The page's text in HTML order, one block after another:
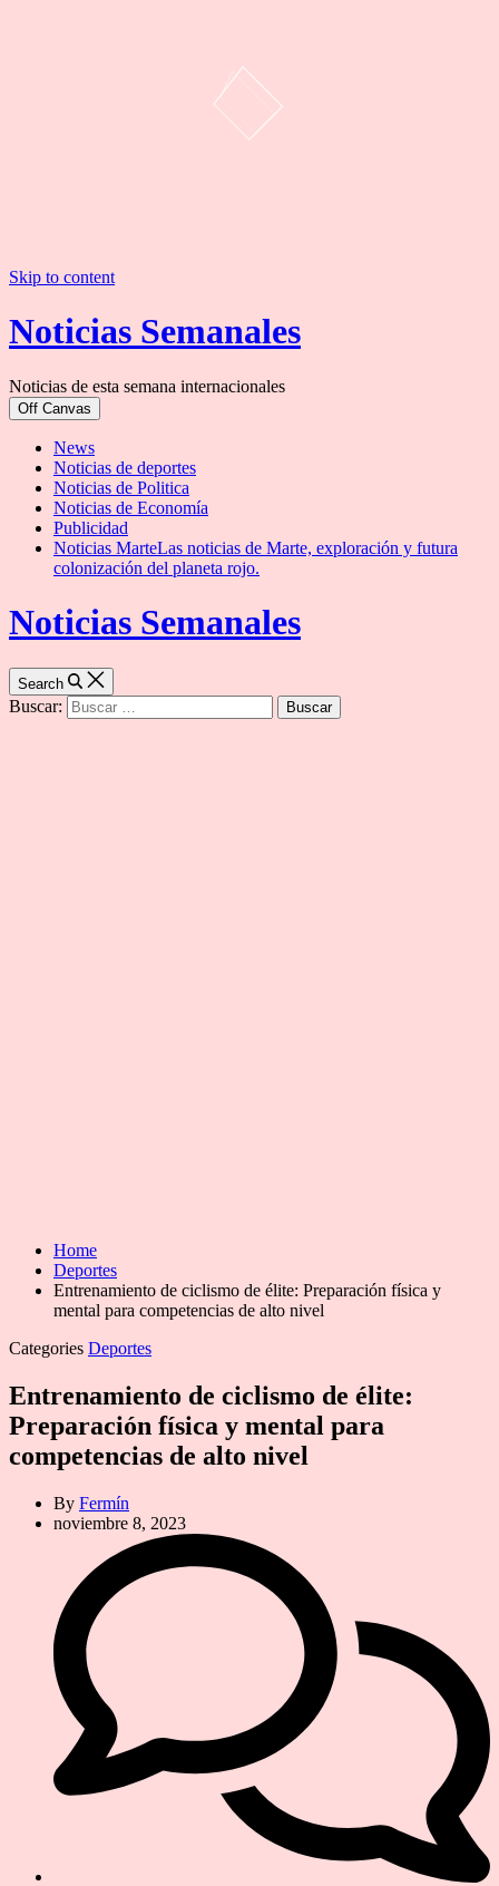
Skip to content
Noticias Semanales
Noticias de esta semana internacionales
Off Canvas
News
Noticias de deportes
Noticias de Politica
Noticias de Economía
Publicidad
Noticias MarteLas noticias de Marte, exploración y futura
colonización del planeta rojo.
Noticias Semanales
Search
Buscar:
Home
Deportes
Entrenamiento de ciclismo de élite: Preparación física y
mental para competencias de alto nivel
Categories Deportes
Entrenamiento de ciclismo de élite:
Preparación física y mental para
competencias de alto nivel
By Fermín
noviembre 8, 2023